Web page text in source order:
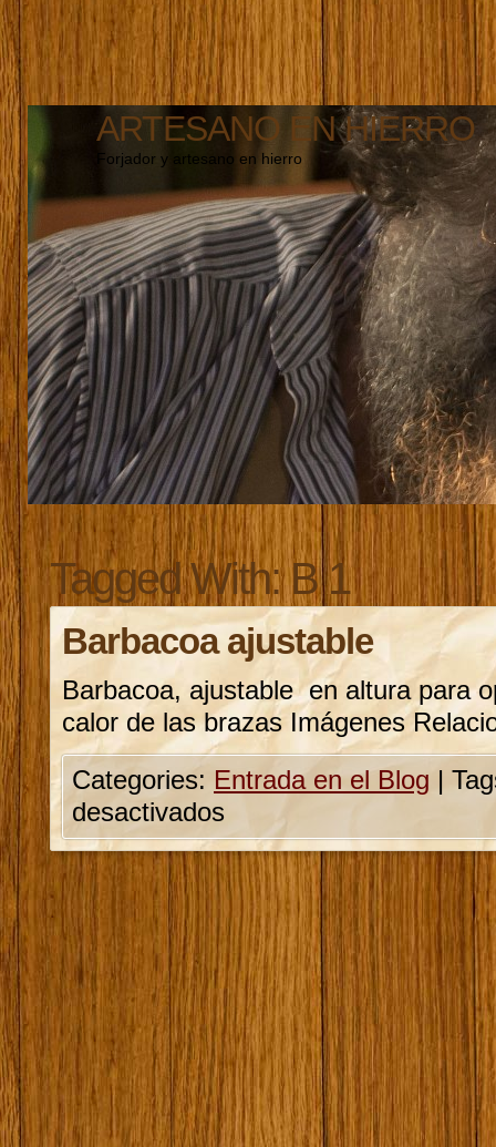
ARTESANO EN HIERRO
Forjador y artesano en hierro
Tagged With:B 1
Barbacoa ajustable
Barbacoa, ajustable en altura para
calor de las brazas Imágenes
Categories: Entrada en el Blog |
desactivados